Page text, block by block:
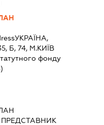
УКРАЇНА,
Б, 74, М.КИЇВ
фонду
ПРЕДСТАВНИК